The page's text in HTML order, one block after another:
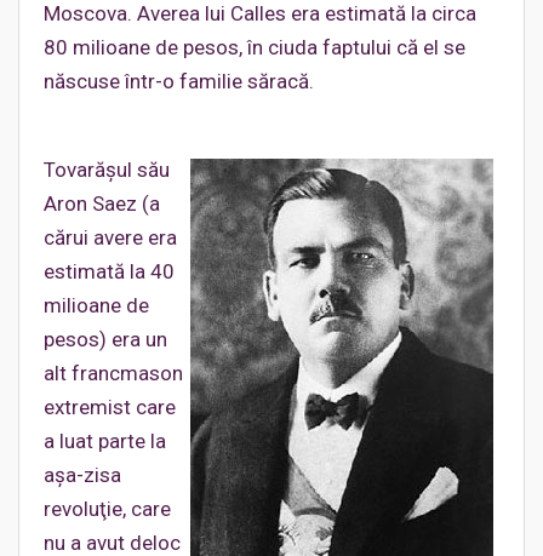
Moscova. Averea lui Calles era estimată la circa
80 milioane de pesos, în ciuda faptului că el se
născuse într-o familie săracă.
Tovarăşul său
Aron Saez (a
cărui avere era
estimată la 40
milioane de
pesos) era un
alt francmason
extremist care
a luat parte la
aşa-zisa
revoluţie, care
nu a avut deloc